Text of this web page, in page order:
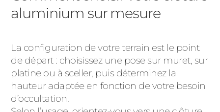
aluminium sur mesure
La configuration de votre terrain est le point
de départ : choisissez une pose sur muret, sur
platine ou à sceller, puis déterminez la
hauteur adaptée en fonction de votre besoin
d’occultation.